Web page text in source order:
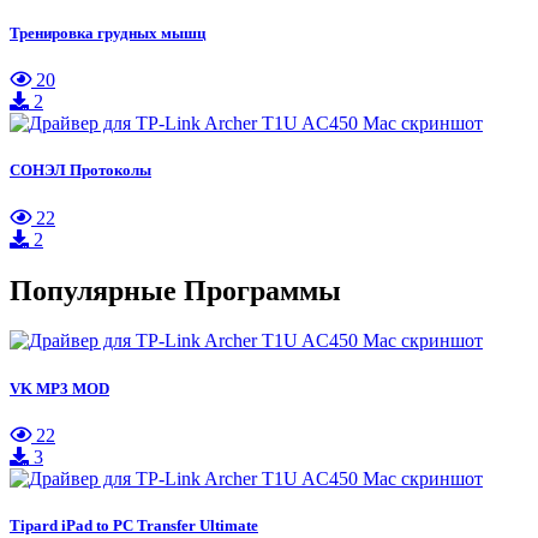
Тренировка грудных мышц
20
2
СОНЭЛ Протоколы
22
2
Популярные Программы
VK MP3 MOD
22
3
Tipard iPad to PC Transfer Ultimate